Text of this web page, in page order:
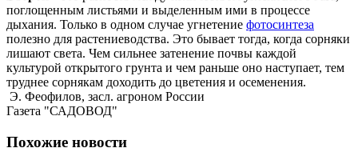
поглощенным листьями и выделенным ими в процессе
дыхания. Только в одном случае угнетение фотосинтеза
полезно для растениеводства. Это бывает тогда, когда сорняки
лишают света. Чем сильнее затенение почвы каждой
культурой открытого грунта и чем раньше оно наступает, тем
труднее сорнякам доходить до цветения и осеменения.
Э. Феофилов, засл. агроном России
Газета "САДОВОД"
Похожие новости